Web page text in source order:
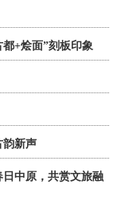
+烩面”刻板印象
韵新声
日中原，共赏文旅融